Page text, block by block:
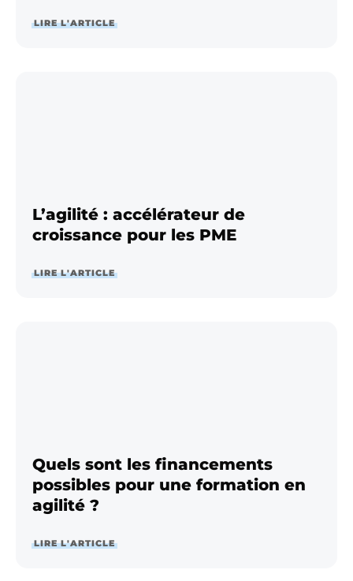
LIRE L'ARTICLE
L’agilité : accélérateur de
croissance pour les PME
LIRE L'ARTICLE
Quels sont les financements
possibles pour une formation en
agilité ?
LIRE L'ARTICLE